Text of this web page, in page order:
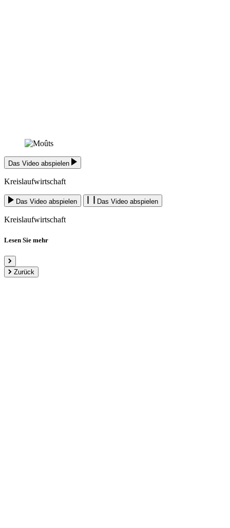
Das Video abspielen
Kreislaufwirtschaft
Das Video abspielen Das Video abspielen
Kreislaufwirtschaft
Lesen Sie mehr
Zurück